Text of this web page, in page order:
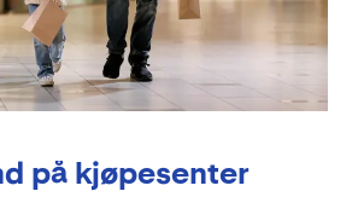
på kjøpesenter